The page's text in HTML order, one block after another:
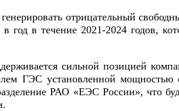
отрицательный
год в течение 2021-2024 годов,
сильной позицией
ГЭС установленной мощностью
РАО «ЕЭС России», что